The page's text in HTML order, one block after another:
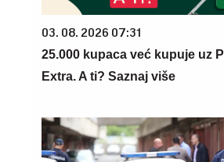
03. 08. 2026 07:31
25.000 kupaca već kupuje uz
Extra. A ti? Saznaj više